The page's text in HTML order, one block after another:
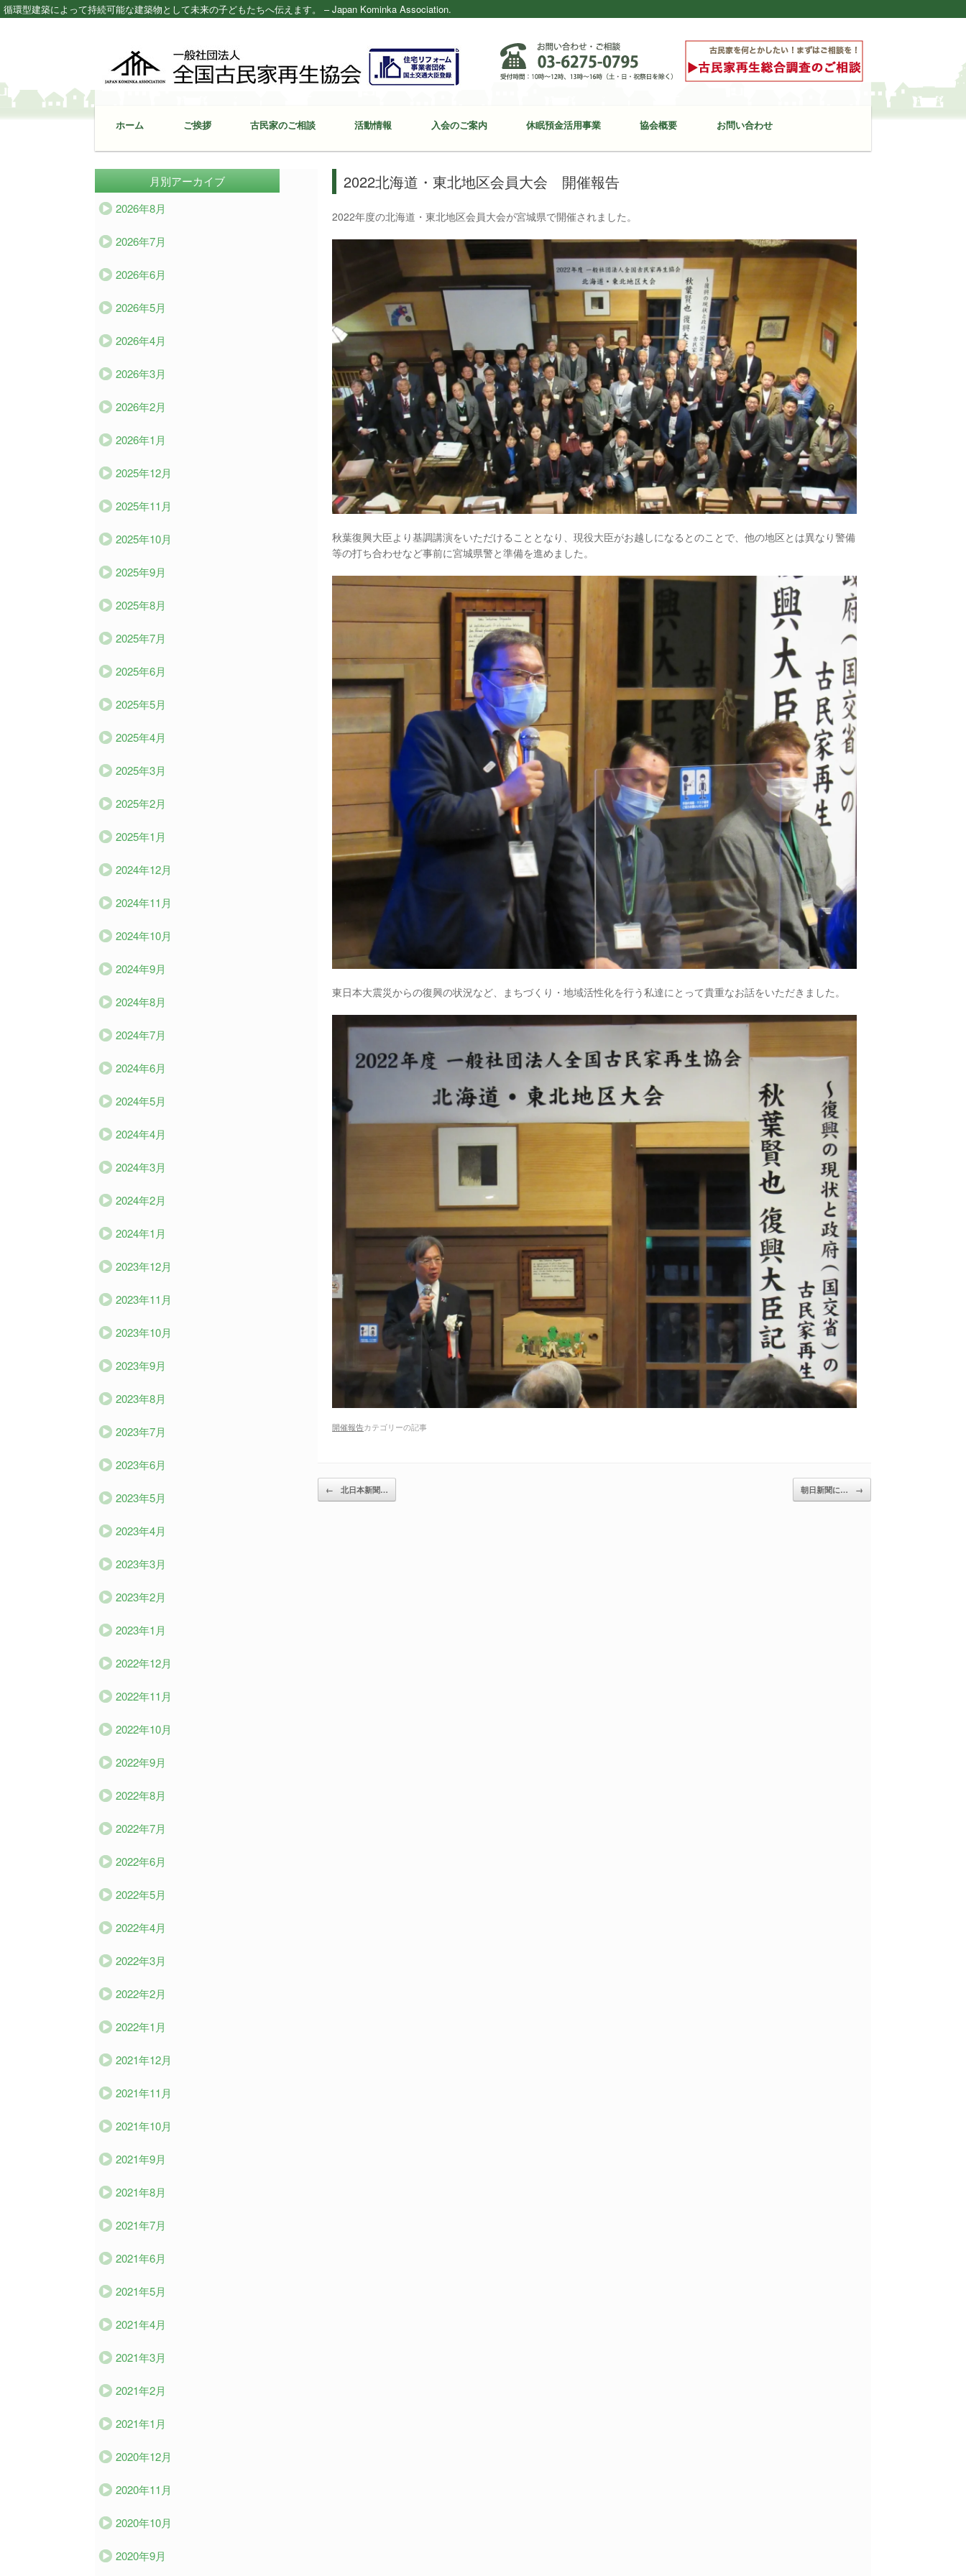
循環型建築によって持続可能な建築物として未来の子どもたちへ伝えます。 – Japan Kominka Association.
ホーム ご挨拶 古民家のご相談 活動情報 入会のご案内 休眠預金活用事業 協会概要 お問い合わせ
2022北海道・東北地区会員大会 開催報告
2022年度の北海道・東北地区会員大会が宮城県で開催されました。
秋葉復興大臣より基調講演をいただけることとなり、現役大臣がお越しになるとのことで、他の地区とは異なり警備
等の打ち合わせなど事前に宮城県警と準備を進めました。
東日本大震災からの復興の状況など、まちづくり・地域活性化を行う私達にとって貴重なお話をいただきました。
開催報告カテゴリーの記事
投稿ナビゲーション
← 北日本新聞… 朝日新聞に… →
月別アーカイブ
2026年8月
2026年7月
2026年6月
2026年5月
2026年4月
2026年3月
2026年2月
2026年1月
2025年12月
2025年11月
2025年10月
2025年9月
2025年8月
2025年7月
2025年6月
2025年5月
2025年4月
2025年3月
2025年2月
2025年1月
2024年12月
2024年11月
2024年10月
2024年9月
2024年8月
2024年7月
2024年6月
2024年5月
2024年4月
2024年3月
2024年2月
2024年1月
2023年12月
2023年11月
2023年10月
2023年9月
2023年8月
2023年7月
2023年6月
2023年5月
2023年4月
2023年3月
2023年2月
2023年1月
2022年12月
2022年11月
2022年10月
2022年9月
2022年8月
2022年7月
2022年6月
2022年5月
2022年4月
2022年3月
2022年2月
2022年1月
2021年12月
2021年11月
2021年10月
2021年9月
2021年8月
2021年7月
2021年6月
2021年5月
2021年4月
2021年3月
2021年2月
2021年1月
2020年12月
2020年11月
2020年10月
2020年9月